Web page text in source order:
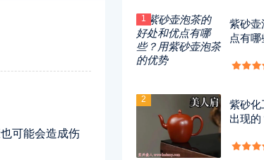
可能会造成伤
1
紫砂壶
点有
2
紫砂化
出现